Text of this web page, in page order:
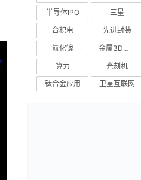
半导体IPO
三星
台积电
先进封装
氮化镓
金属3D打印
算力
光刻机
钛合金应用
卫星互联网